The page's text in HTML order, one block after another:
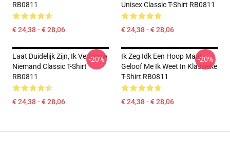
RB0811
€ 24,38 - € 28,06
Unisex Classic T-Shirt RB0811
€ 24,38 - € 28,06
Laat Duidelijk Zijn, Ik Vertrouw
Niemand Classic T-Shirt
RB0811
€ 24,38 - € 28,06
-20%
Ik Zeg Idk Een Hoop Maar
Geloof Me Ik Weet In Klassieke
T-Shirt RB0811
€ 24,38 - € 28,06
-20%